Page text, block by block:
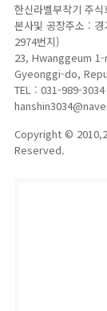
한신라벨부착기 주
본사및 공장주소 :
2974번지)
23, Hwanggeum
Gyeonggi-do,
TEL : 031-989-3034
Copyright ©
Reserved.